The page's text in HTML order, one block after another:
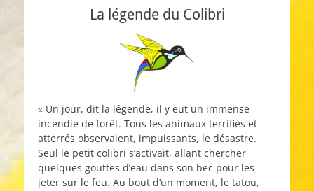
La légende du Colibri
« Un jour, dit la légende, il y eut un immense
incendie de forêt. Tous les animaux terrifiés et
atterrés observaient, impuissants, le désastre.
Seul le petit colibri s’activait, allant chercher
quelques gouttes d’eau dans son bec pour les
jeter sur le feu. Au bout d’un moment, le tatou,